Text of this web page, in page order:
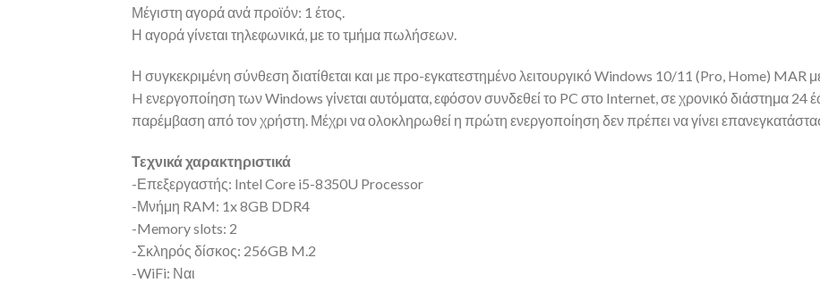
Μέγιστη αγορά ανά προϊόν: 1 έτος.
Η αγορά γίνεται τηλεφωνικά, με το τμήμα πωλήσεων.
Η συγκεκριμένη σύνθεση διατίθεται και με προ-εγκατεστημένο λειτουργικό Windows 10/11 (Pro, Home) MAR
H ενεργοποίηση των Windows γίνεται αυτόματα, εφόσον συνδεθεί το PC στο Internet, σε χρονικό διάστημα 24
παρέμβαση από τον χρήστη. Μέχρι να ολοκληρωθεί η πρώτη ενεργοποίηση δεν πρέπει να γίνει
Τεχνικά χαρακτηριστικά
-Επεξεργαστής: Intel Core i5-8350U Processor
-Μνήμη RAM: 1x 8GB DDR4
-Memory slots: 2
-Σκληρός δίσκος: 256GB M.2
-WiFi: Ναι